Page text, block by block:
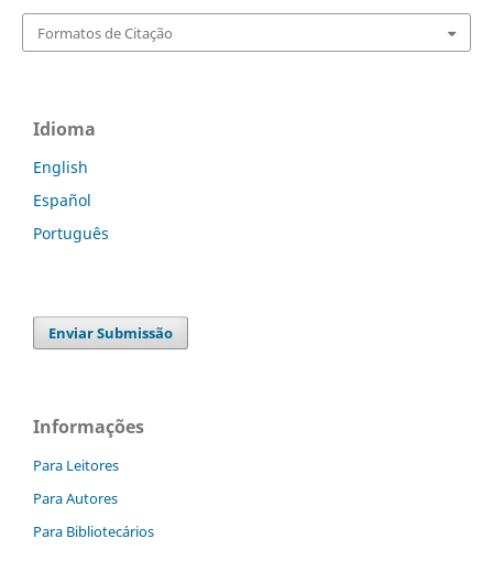
Formatos de Citação
Idioma
English
Español
Português
Enviar Submissão
Informações
Para Leitores
Para Autores
Para Bibliotecários